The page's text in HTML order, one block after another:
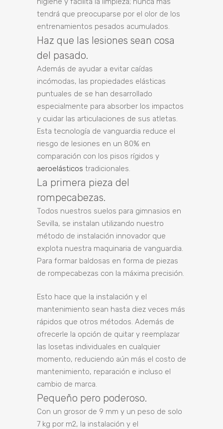
tendrá que preocuparse por el olor de los
entrenamientos pesados ​​acumulados.
Haz que las lesiones sean cosa
del pasado.
Además de ayudar a evitar caídas
incómodas, las propiedades elásticas
puntuales de se han desarrollado
especialmente para absorber los impactos
y cuidar las articulaciones de sus atletas.
Esta tecnología de vanguardia reduce el
riesgo de lesiones en un 80% en
comparación con los pisos rígidos y
aeroelásticos tradicionales.
La primera pieza del
rompecabezas.
Todos nuestros suelos para gimnasios en
Sevilla, se instalan utilizando nuestro
método de instalación innovador que
explota nuestra maquinaria de vanguardia.
Para formar baldosas en forma de piezas
de rompecabezas con la máxima precisión.
Esto hace que la instalación y el
mantenimiento sean hasta diez veces más
rápidos que otros métodos. Además de
ofrecerle la opción de quitar y reemplazar
las losetas individuales en cualquier
momento, reduciendo aún más el costo de
mantenimiento, reparación e incluso el
cambio de marca.
Pequeño pero poderoso.
Con un grosor de 9 mm y un peso de solo
7 kg por m2, la instalación y el